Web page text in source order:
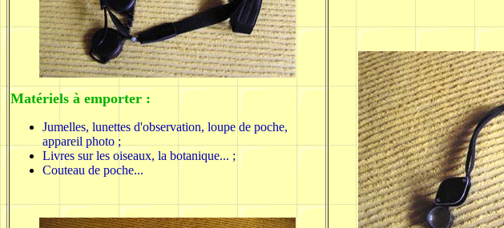
Matériels à emporter :
Jumelles, lunettes d'observation, loupe de poche,
appareil photo ;
Livres sur les oiseaux, la botanique... ;
Couteau de poche...